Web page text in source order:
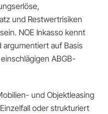
und Restwertrisiken
NOE Inkasso kennt
auf Basis
ABGB-
und Objektleasing
oder strukturiert